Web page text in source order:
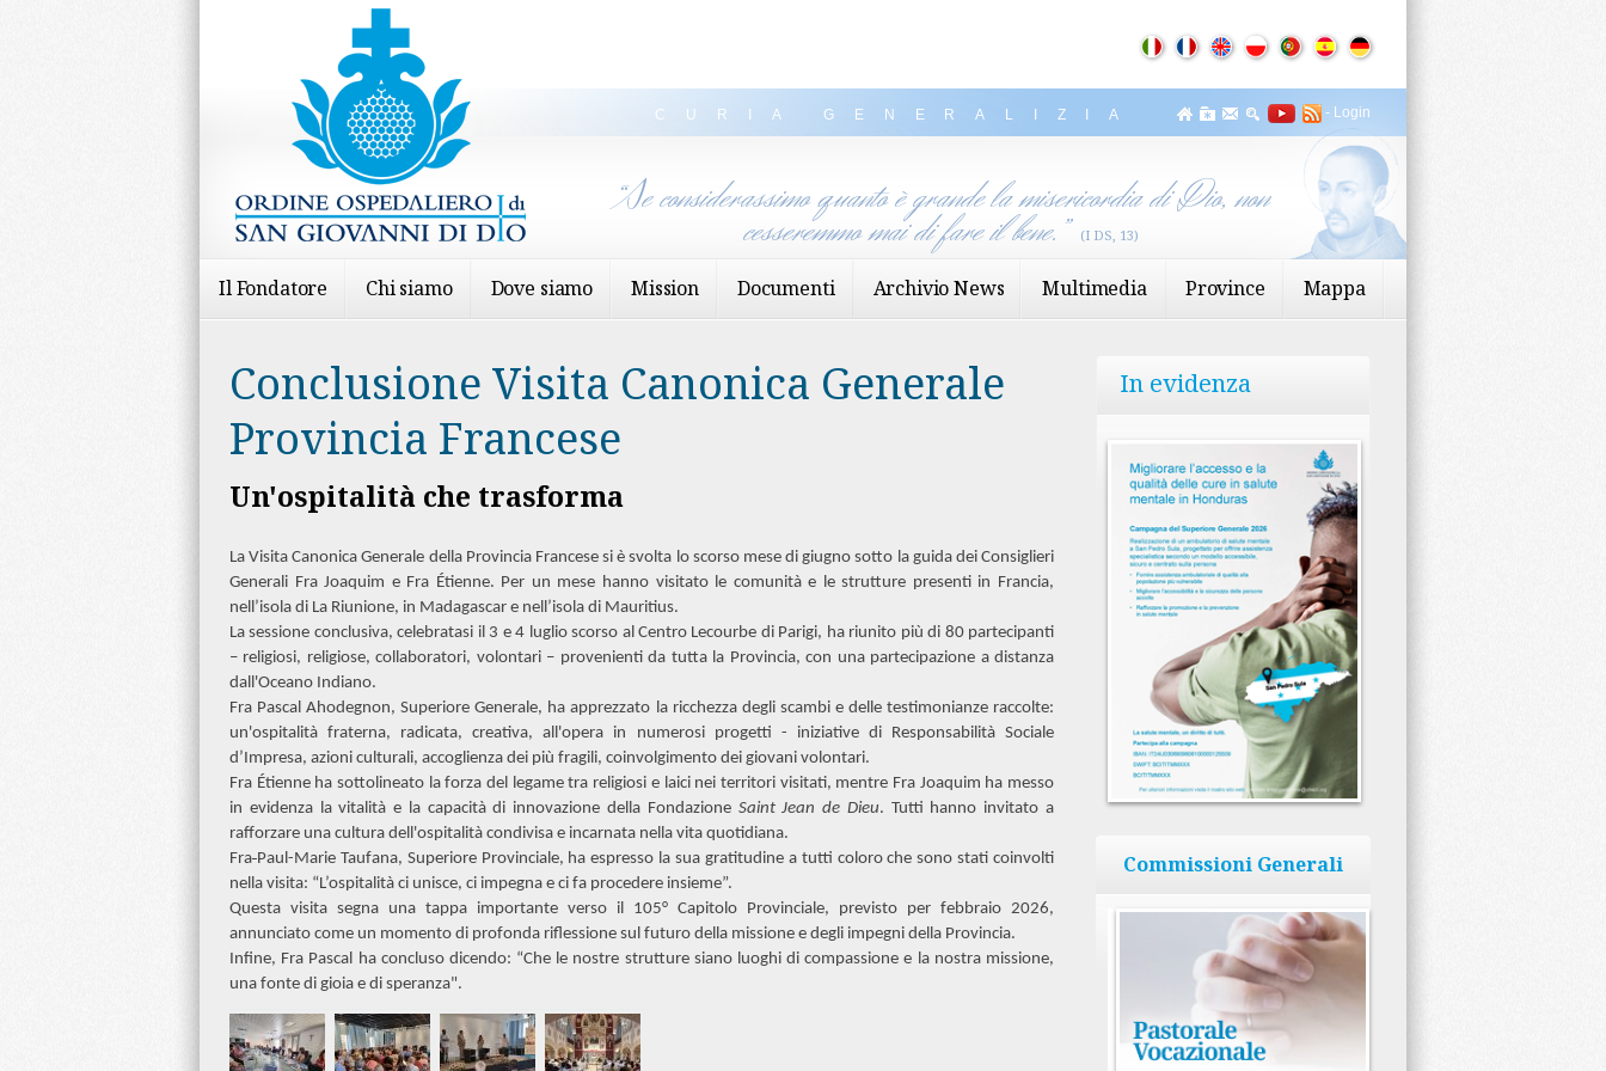
Il Fondatore Chi siamo Dove siamo Mission Documenti Archivio News Multimedia Province Mappa
CURIA GENERALIZIA - Login
“Se considerassimo quanto è grande la misericordia di Dio, non
cesseremmo mai di fare il bene.” (I DS, 13)
Conclusione Visita Canonica Generale
Provincia Francese
Un'ospitalità che trasforma
La Visita Canonica Generale della Provincia Francese si è svolta lo scorso mese di giugno sotto la guida dei Consiglieri
Generali Fra Joaquim e Fra Étienne. Per un mese hanno visitato le comunità e le strutture presenti in Francia,
nell’isola di La Riunione, in Madagascar e nell’isola di Mauritius.
La sessione conclusiva, celebratasi il 3 e 4 luglio scorso al Centro Lecourbe di Parigi, ha riunito più di 80 partecipanti
– religiosi, religiose, collaboratori, volontari – provenienti da tutta la Provincia, con una partecipazione a distanza
dall'Oceano Indiano.
Fra Pascal Ahodegnon, Superiore Generale, ha apprezzato la ricchezza degli scambi e delle testimonianze raccolte:
un'ospitalità fraterna, radicata, creativa, all'opera in numerosi progetti - iniziative di Responsabilità Sociale
d’Impresa, azioni culturali, accoglienza dei più fragili, coinvolgimento dei giovani volontari.
Fra Étienne ha sottolineato la forza del legame tra religiosi e laici nei territori visitati, mentre Fra Joaquim ha messo
in evidenza la vitalità e la capacità di innovazione della Fondazione Saint Jean de Dieu. Tutti hanno invitato a
rafforzare una cultura dell'ospitalità condivisa e incarnata nella vita quotidiana.
Fra Paul-Marie Taufana, Superiore Provinciale, ha espresso la sua gratitudine a tutti coloro che sono stati coinvolti
nella visita: “L’ospitalità ci unisce, ci impegna e ci fa procedere insieme”.
Questa visita segna una tappa importante verso il 105° Capitolo Provinciale, previsto per febbraio 2026,
annunciato come un momento di profonda riflessione sul futuro della missione e degli impegni della Provincia.
Infine, Fra Pascal ha concluso dicendo: “Che le nostre strutture siano luoghi di compassione e la nostra missione,
una fonte di gioia e di speranza".
In evidenza
Commissioni Generali